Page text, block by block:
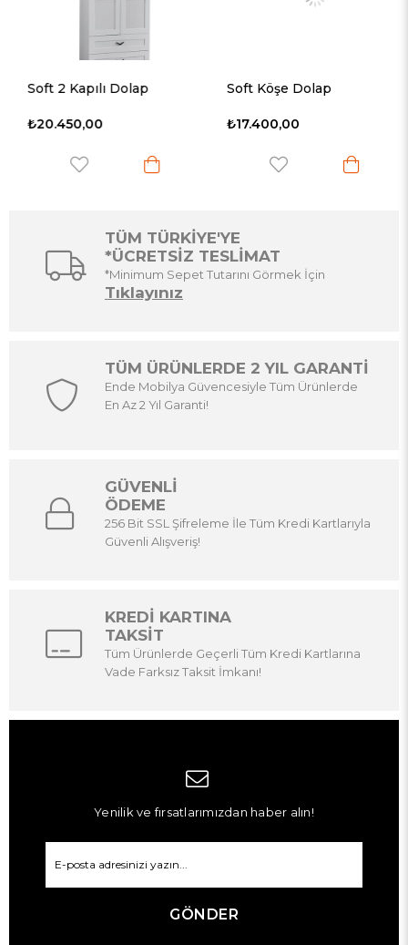
Soft 2 Kapılı Dolap
₺20.450,00
Soft Köşe Dolap
₺17.400,00
TÜM TÜRKİYE'YE
*ÜCRETSİZ TESLİMAT
*Minimum Sepet Tutarını Görmek İçin
Tıklayınız
TÜM ÜRÜNLERDE 2 YIL GARANTİ
Ende Mobilya Güvencesiyle Tüm Ürünlerde
En Az 2 Yıl Garanti!
GÜVENLİ
ÖDEME
256 Bit SSL Şifreleme İle Tüm Kredi Kartlarıyla
Güvenli Alışveriş!
KREDİ KARTINA
TAKSİT
Tüm Ürünlerde Geçerli Tüm Kredi Kartlarına
Vade Farksız Taksit İmkanı!
Yenilik ve fırsatlarımızdan haber alın!
GÖNDER